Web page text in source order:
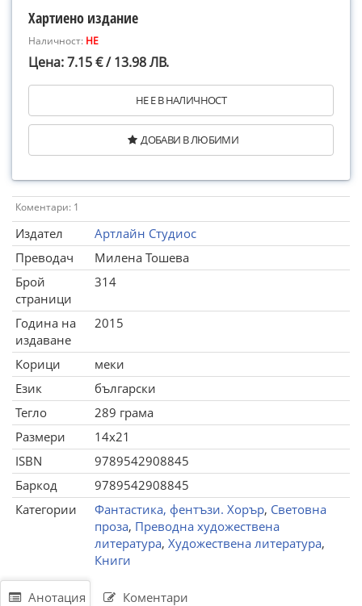
Хартиено издание
Наличност: НЕ
Цена: 7.15 € / 13.98 ЛВ.
НЕ Е В НАЛИЧНОСТ
ДОБАВИ В ЛЮБИМИ
Коментари: 1
Издател
Артлайн Студиос
Преводач
Милена Тошева
Брой
страници
314
Година на
издаване
2015
Корици
меки
Език
български
Тегло
289 грама
Размери
14x21
ISBN
9789542908845
Баркод
9789542908845
Категории
Фантастика, фентъзи. Хорър, Световна
проза, Преводна художествена
литература, Художествена литература,
Книги
Анотация Коментари